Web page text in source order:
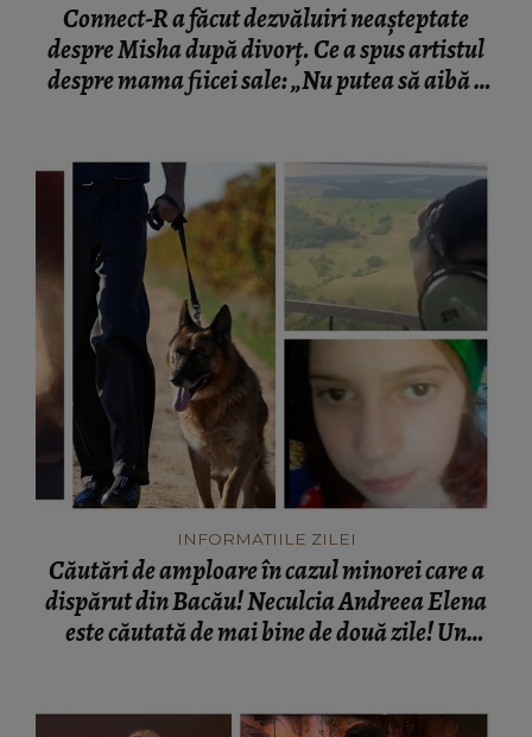
Connect-R a făcut dezvăluiri neașteptate
despre Misha după divorț. Ce a spus artistul
despre mama fiicei sale: „Nu putea să aibă o
INFORMATIILE ZILEI
Căutări de amploare în cazul minorei care a
dispărut din Bacău! Neculcia Andreea Elena
este căutată de mai bine de două zile! Un